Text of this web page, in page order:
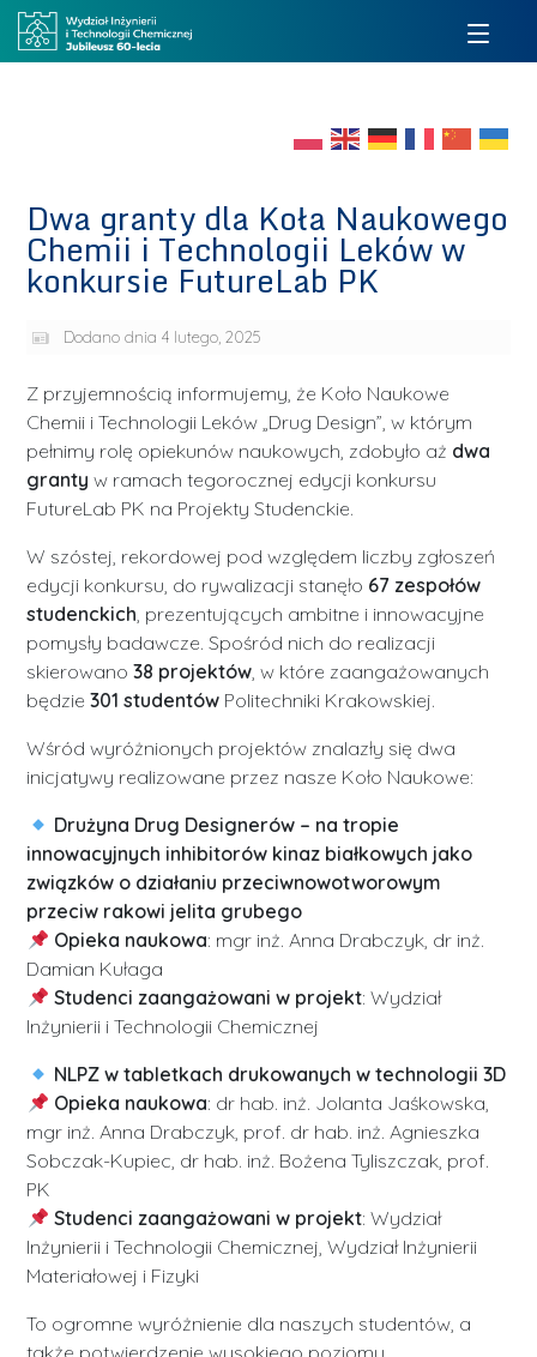
Dwa granty dla Koła Naukowego
Chemii i Technologii Leków w
konkursie FutureLab PK
Dodano dnia 4 lutego, 2025
Z przyjemnością informujemy, że Koło Naukowe
Chemii i Technologii Leków „Drug Design”, w którym
pełnimy rolę opiekunów naukowych, zdobyło aż dwa
granty w ramach tegorocznej edycji konkursu
FutureLab PK na Projekty Studenckie.
W szóstej, rekordowej pod względem liczby zgłoszeń
edycji konkursu, do rywalizacji stanęło 67 zespołów
studenckich, prezentujących ambitne i innowacyjne
pomysły badawcze. Spośród nich do realizacji
skierowano38 projektów, w które zaangażowanych
będzie301 studentów Politechniki Krakowskiej.
Wśród wyróżnionych projektów znalazły się dwa
inicjatywy realizowane przez nasze Koło Naukowe:
Drużyna Drug Designerów – na tropie
innowacyjnych inhibitorów kinaz białkowych jako
związków o działaniu przeciwnowotworowym
przeciw rakowi jelita grubego
Opieka naukowa: mgr inż. Anna Drabczyk, dr inż.
Damian Kułaga
Studenci zaangażowani w projekt: Wydział
Inżynierii i Technologii Chemicznej
NLPZ w tabletkach drukowanych w technologii 3D
Opieka naukowa: dr hab. inż. Jolanta Jaśkowska,
mgr inż. Anna Drabczyk, prof. dr hab. inż. Agnieszka
Sobczak-Kupiec, dr hab. inż. Bożena Tyliszczak, prof.
PK
Studenci zaangażowani w projekt: Wydział
Inżynierii i Technologii Chemicznej, Wydział Inżynierii
Materiałowej i Fizyki
To ogromne wyróżnienie dla naszych studentów, a